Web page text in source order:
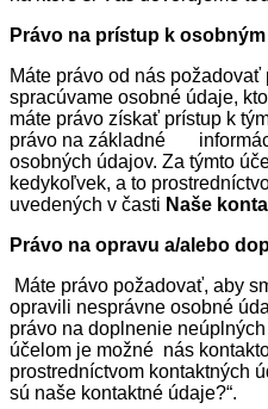
Právo na prístup k
Máte právo od nás požadovať
spracúvame osobné údaje,
máte právo získať prístup k
právo na základné
osobných údajov. Za týmto
kedykoľvek, a to
uvedených v časti Naše
Právo na opravu a/alebo
Máte právo požadovať, aby
opravili nesprávne osobné
právo na doplnenie
účelom je možné nás
prostredníctvom kontaktných
sú naše kontaktné údaje?“.